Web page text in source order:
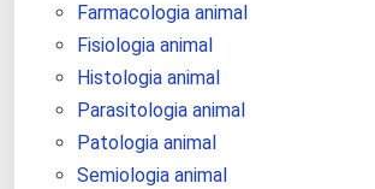
Farmacologia animal
Fisiologia animal
Histologia animal
Parasitologia animal
Patologia animal
Semiologia animal